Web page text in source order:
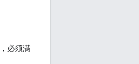
，必须满